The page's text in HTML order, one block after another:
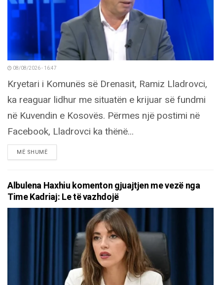
08/08/2026 - 16:47
Kryetari i Komunës së Drenasit, Ramiz Lladrovci,
ka reaguar lidhur me situatën e krijuar së fundmi
në Kuvendin e Kosovës. Përmes një postimi në
Facebook, Lladrovci ka thënë...
MË SHUMËDETAILS
Albulena Haxhiu komenton gjuajtjen me vezë nga
Time Kadriaj: Le të vazhdojë